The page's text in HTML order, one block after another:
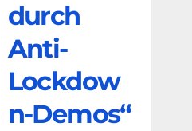
durch
Anti-
Lockdow
n-Demos“